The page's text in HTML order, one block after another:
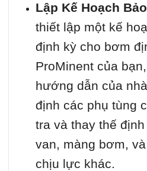
Lập Kế Hoạch
thiết lập một kế
định kỳ cho bơm
ProMinent của
hướng dẫn của
định các phụ tùng
tra và thay thế
van, màng bơm,
chịu lực khác.